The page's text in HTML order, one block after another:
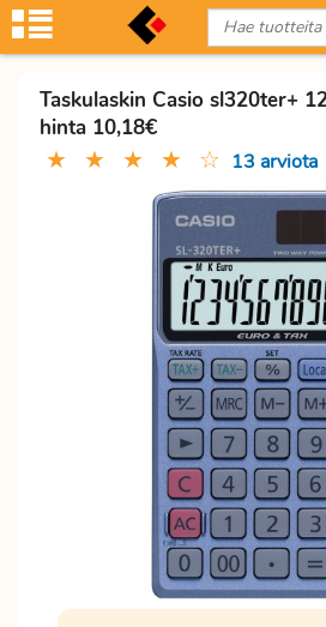
Taskulaskin Casio sl320ter+
hinta 10,18€
★ ★ ★ ★ ☆ 13 arviota